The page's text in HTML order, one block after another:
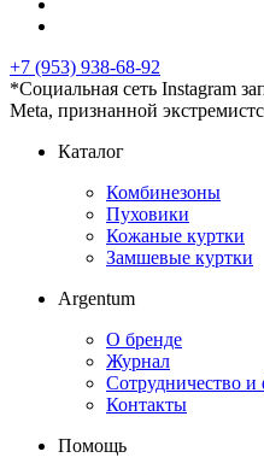
+7 (953) 938-68-92
*Социальная сеть Instagram
Meta, признанной
Каталог
Комбинезоны
Пуховики
Кожаные куртки
Замшевые куртки
Argentum
О бренде
Журнал
Сотрудничество и
Контакты
Помощь